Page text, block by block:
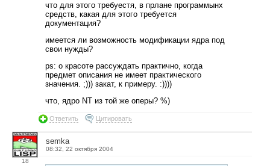
что для этого требуестя, в прлане программынх
средств, какая для этого требуется
документация?
имеется ли возможность модификации ядра под
свои нужды?
ps: о красоте рассуждать практично, когда
предмет описания не имеет практического
значения. ;))) закат, к примеру. :))))
что, ядро NT из той же оперы? %)
Ответить Цитировать
18
semka
08:32, 22 октября 2004